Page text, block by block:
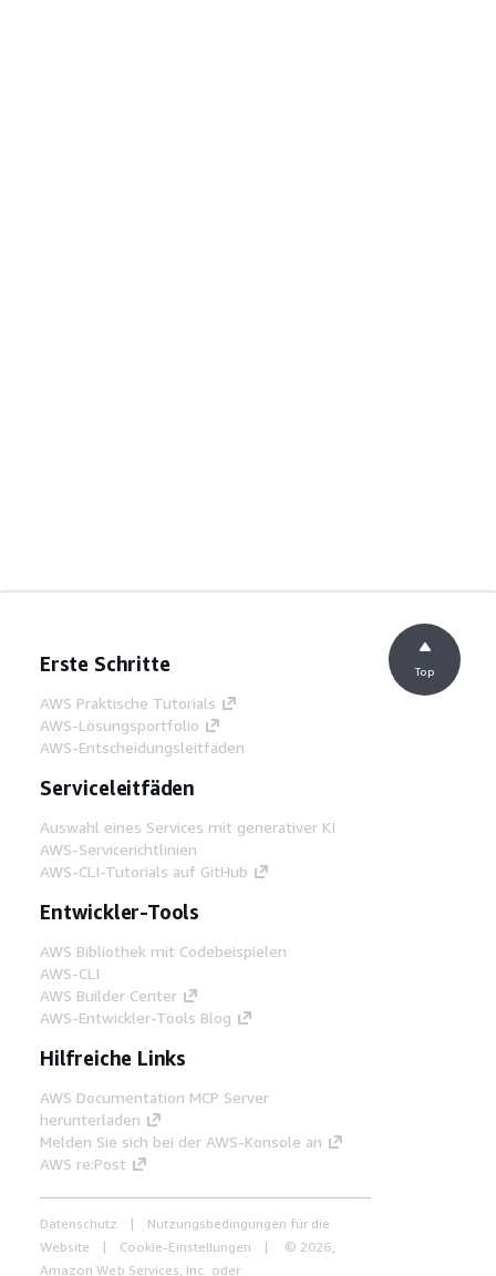
Erste Schritte
AWS Praktische Tutorials
AWS-Lösungsportfolio
AWS-Entscheidungsleitfäden
Serviceleitfäden
Auswahl eines Services mit generativer KI
AWS-Servicerichtlinien
AWS-CLI-Tutorials auf GitHub
Entwickler-Tools
AWS Bibliothek mit Codebeispielen
AWS-CLI
AWS Builder Center
AWS-Entwickler-Tools Blog
Hilfreiche Links
AWS Documentation MCP Server
herunterladen
Melden Sie sich bei der AWS-Konsole an
AWS re:Post
Datenschutz
Nutzungsbedingungen für die
Website
Cookie-Einstellungen
© 2026,
Amazon Web Services, Inc. oder
Top